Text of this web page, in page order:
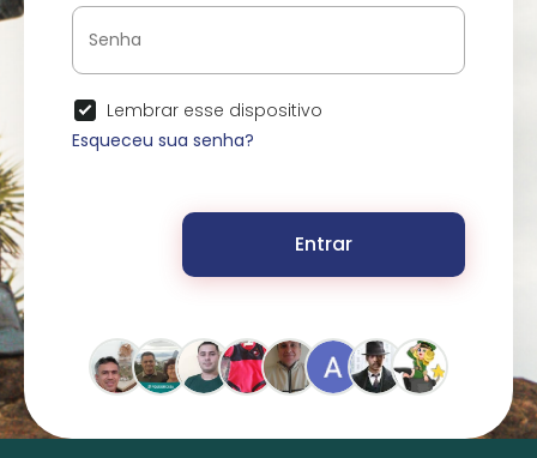
Lembrar esse dispositivo
Esqueceu sua senha?
Entrar